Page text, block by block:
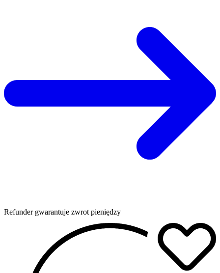
Refunder gwarantuje zwrot pieniędzy